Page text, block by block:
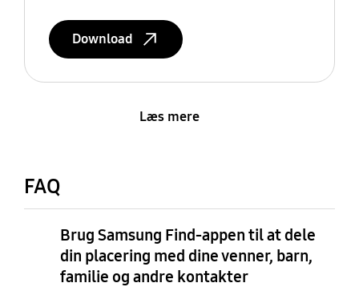
Download
Læs mere
FAQ
Brug Samsung Find-appen til at dele
din placering med dine venner, barn,
familie og andre kontakter